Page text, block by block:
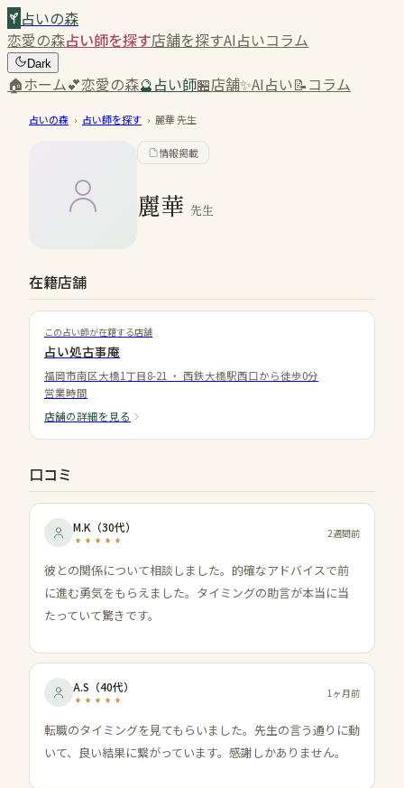
占いの森
恋愛の森占い師を探す店舗を探すAI占いコラム
Dark
🏠ホーム💕恋愛の森🔮占い師🏪店舗✨AI占い📝コラム
占いの森 › 占い師を探す › 麗華先生
情報掲載
麗華 先生
在籍店舗
この占い師が在籍する店舗
占い処古事庵
福岡市南区大橋1丁目8-21 ・ 西鉄大橋駅西口から徒歩0分
営業時間
店舗の詳細を見る
口コミ
M.K （30代） 2週間前
彼との関係について相談しました。的確なアドバイスで前
に進む勇気をもらえました。タイミングの助言が本当に当
たっていて驚きです。
A.S （40代） 1ヶ月前
転職のタイミングを見てもらいました。先生の言う通りに動
いて、良い結果に繋がっています。感謝しかありません。